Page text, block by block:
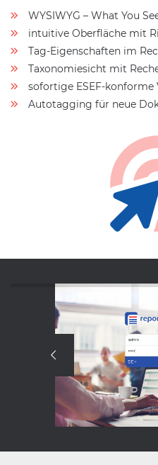
WYSIWYG – What You
intuitive Oberfläche mit
Tag-Eigenschaften im
Taxonomiesicht mit
sofortige ESEF-konforme
Autotagging für neue